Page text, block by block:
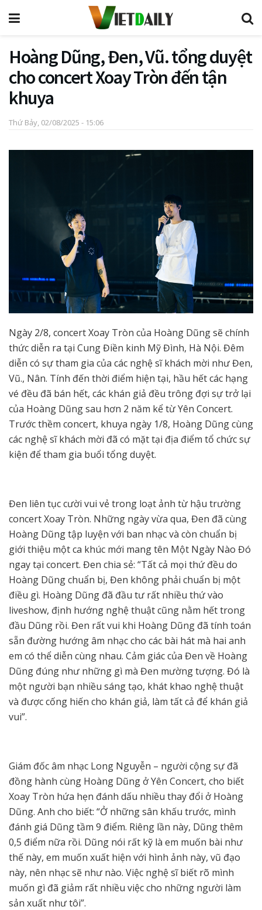
Hoàng Dũng, Đen, Vũ. tổng duyệt
cho concert Xoay Tròn đến tận
khuya
Thứ Bảy, 02/08/2025 - 15:06
Ngày 2/8, concert Xoay Tròn của Hoàng Dũng sẽ chính
thức diễn ra tại Cung Điền kinh Mỹ Đình, Hà Nội. Đêm
diễn có sự tham gia của các nghệ sĩ khách mời như Đen,
Vũ., Nân. Tính đến thời điểm hiện tại, hầu hết các hạng
vé đều đã bán hết, các khán giả đều trông đợi sự trở lại
của Hoàng Dũng sau hơn 2 năm kể từ Yên Concert.
Trước thềm concert, khuya ngày 1/8, Hoàng Dũng cùng
các nghệ sĩ khách mời đã có mặt tại địa điểm tổ chức sự
kiện để tham gia buổi tổng duyệt.
Đen liên tục cười vui vẻ trong loạt ảnh từ hậu trường
concert Xoay Tròn. Những ngày vừa qua, Đen đã cùng
Hoàng Dũng tập luyện với ban nhạc và còn chuẩn bị
giới thiệu một ca khúc mới mang tên Một Ngày Nào Đó
ngay tại concert. Đen chia sẻ: “Tất cả mọi thứ đều do
Hoàng Dũng chuẩn bị, Đen không phải chuẩn bị một
điều gì. Hoàng Dũng đã đầu tư rất nhiều thứ vào
liveshow, định hướng nghệ thuật cũng nằm hết trong
đầu Dũng rồi. Đen rất vui khi Hoàng Dũng đã tính toán
sẵn đường hướng âm nhạc cho các bài hát mà hai anh
em có thể diễn cùng nhau. Cảm giác của Đen về Hoàng
Dũng đúng như những gì mà Đen mường tượng. Đó là
một người bạn nhiều sáng tạo, khát khao nghệ thuật
và được cống hiến cho khán giả, làm tất cả để khán giả
vui”.
Giám đốc âm nhạc Long Nguyễn – người cộng sự đã
đồng hành cùng Hoàng Dũng ở Yên Concert, cho biết
Xoay Tròn hứa hẹn đánh dấu nhiều thay đổi ở Hoàng
Dũng. Anh cho biết: “Ở những sân khấu trước, mình
đánh giá Dũng tầm 9 điểm. Riêng lần này, Dũng thêm
0,5 điểm nữa rồi. Dũng nói rất kỹ là em muốn bài như
thế này, em muốn xuất hiện với hình ảnh này, vũ đạo
này, nên nhạc sẽ như nào. Việc nghệ sĩ biết rõ mình
muốn gì đã giảm rất nhiều việc cho những người làm
sản xuất như tôi”.